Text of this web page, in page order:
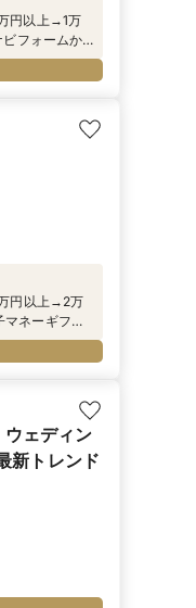
円以上→1万
フォームか
ティーグッ
円以上→2万
ネーギフト
ズ』をプレゼ
ェディン
新トレンド